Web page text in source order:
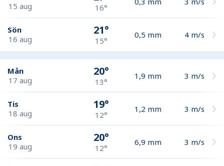
15 aug
16°
Sön
16 aug
21°
15°
0,5 mm 4 m/s
Mån
17 aug
20°
13°
1,9 mm 3 m/s
Tis
18 aug
19°
12°
1,2 mm 3 m/s
Ons
19 aug
20°
12°
6,9 mm 3 m/s